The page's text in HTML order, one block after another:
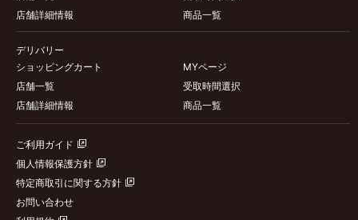
商品一覧
店舗詳細情報
デリバリー
ショッピングカート
受取時間選択
商品一覧
店舗一覧
店舗詳細情報
MYページ
ご利用ガイド
特定商取引に関する方針
個人情報保護方針
お問い合わせ